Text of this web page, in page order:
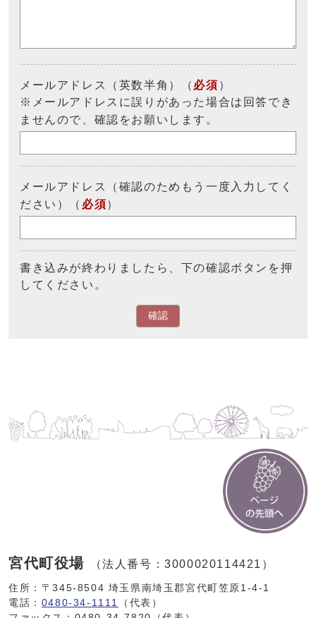
メールアドレス（英数半角）（ 必須 ）
※メールアドレスに誤りがあった場合は回答でき
ませんので、確認をお願いします。
メールアドレス（確認のためもう一度入力してく
ださい）（ 必須）
書き込みが終わりましたら、下の確認ボタンを押
してください。
確認
宮代町役場 （法人番号：3000020114421）
住所：〒345-8504 埼玉県南埼玉郡宮代町笠原1-4-1
電話： 0480-34-1111
（代表）